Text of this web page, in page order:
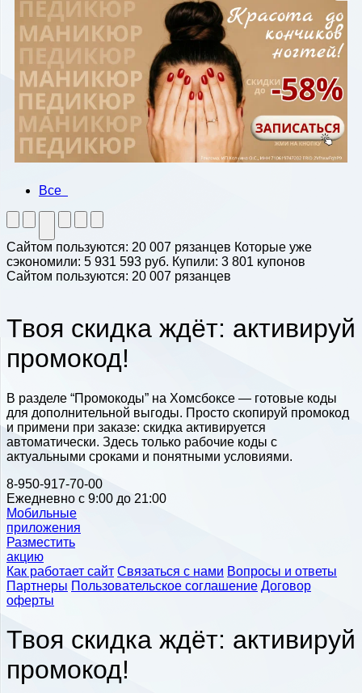
Все
Сайтом пользуются: 20 007 рязанцев Которые уже
сэкономили: 5 931 593 руб. Купили: 3 801 купонов
Сайтом пользуются: 20 007 рязанцев
Твоя скидка ждёт: активируй
промокод!
В разделе “Промокоды” на Хомсбоксе — готовые коды
для дополнительной выгоды. Просто скопируй промокод
и примени при заказе: скидка активируется
автоматически. Здесь только рабочие коды с
актуальными сроками и понятными условиями.
8-950-917-70-00
Ежедневно с 9:00 до 21:00
Мобильные
приложения
Разместить
акцию
Как работает сайт Связаться с нами Вопросы и ответы
Партнеры Пользовательское соглашение Договор
оферты
Твоя скидка ждёт: активируй
промокод!